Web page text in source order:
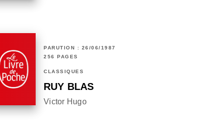
PARUTION : 26/06/1987
256 PAGES
CLASSIQUES
RUY BLAS
Victor Hugo